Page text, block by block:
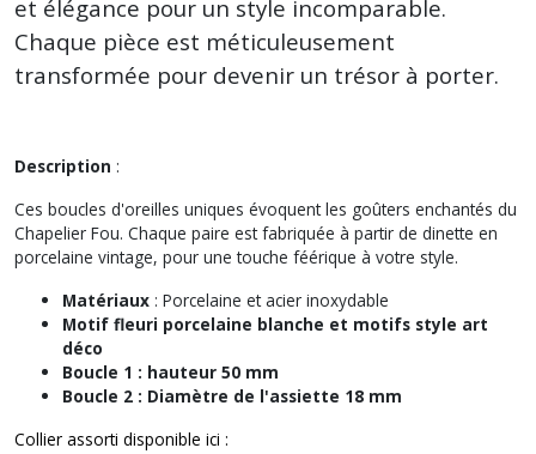
et élégance pour un style incomparable.
Chaque pièce est méticuleusement
transformée pour devenir un trésor à porter.
Description :
Ces boucles d'oreilles uniques évoquent les goûters enchantés du
Chapelier Fou. Chaque paire est fabriquée à partir de dinette en
porcelaine vintage, pour une touche féérique à votre style.
Matériaux : Porcelaine et acier inoxydable
Motif fleuri porcelaine blanche et motifs style art
déco
Boucle 1 : hauteur 50 mm
Boucle 2 : Diamètre de l'assiette 18 mm
Collier assorti disponible ici :